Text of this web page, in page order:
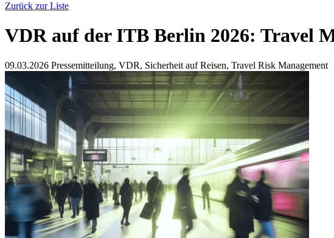
Zurück zur Liste
VDR auf der ITB Berlin 2026: Travel
09.03.2026 Pressemitteilung, VDR, Sicherheit auf Reisen, Travel Risk Management